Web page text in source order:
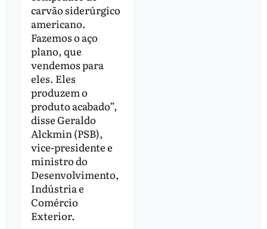
carvão siderúrgico
americano.
Fazemos o aço
plano, que
vendemos para
eles. Eles
produzem o
produto acabado”,
disse Geraldo
Alckmin (PSB),
vice-presidente e
ministro do
Desenvolvimento,
Indústria e
Comércio
Exterior.